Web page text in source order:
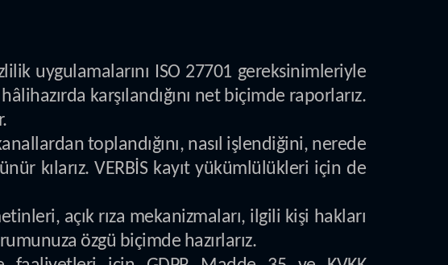
uygulamalarını ISO 27701 gereksinimleriyle
karşılandığını net biçimde raporlarız.
toplandığını, nasıl işlendiğini, nerede
kılarız. VERBİS kayıt yükümlülükleri için de
açık rıza mekanizmaları, ilgili kişi hakları
özgü biçimde hazırlarız.